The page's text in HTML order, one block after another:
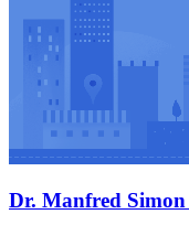
Dr. Manfred